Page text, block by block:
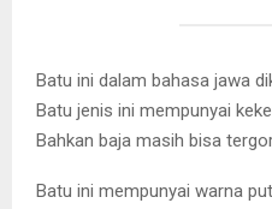
Batu ini dalam bahasa jawa
Batu jenis ini mempunyai
Bahkan baja masih bisa
Batu ini mempunyai warna